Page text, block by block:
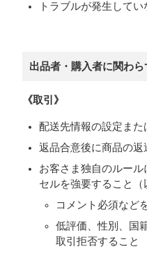
トラブルが発生して
出品者・購入者に関わ
《取引》
配送先情報の設定ま
返品合意後に商品の返
お客さま独自のルー
セルを強要すること（
コメント必須など
低評価、性別、国
取引拒否すること